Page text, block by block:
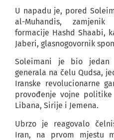
U napadu je, pored
al-Muhandis, zamjenik
formacije Hashd Shaabi,
Jaberi, glasnogovornik
Soleimani je bio jedan
generala na čelu Qudsa,
Iranske revolucionarne
provođenje vojne
Libana, Sirije i Jemena.
Ubrzo je reagovalo
Iran, na prvom mjestu